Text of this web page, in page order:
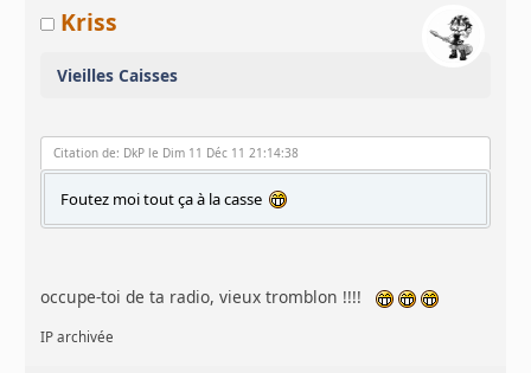
Kriss
Vieilles Caisses
Citation de: DkP le Dim 11 Déc 11 21:14:38
Foutez moi tout ça à la casse
occupe-toi de ta radio, vieux tromblon !!!!
IP archivée